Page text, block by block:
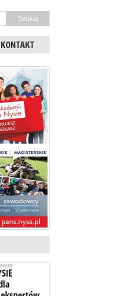
KONTAKT